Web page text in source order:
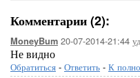
Комментарии (2):
MoneyBum 20-07-2014-21:44
Не видно
Обратиться - Ответить - К